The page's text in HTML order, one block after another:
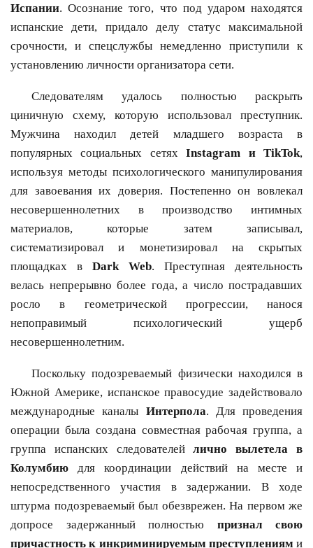
Испании. Осознание того, что под ударом находятся
испанские дети, придало делу статус максимальной
срочности, и спецслужбы немедленно приступили к
установлению личности организатора сети.
Следователям удалось полностью раскрыть
циничную схему, которую использовал преступник.
Мужчина находил детей младшего возраста в
популярных социальных сетяхInstagram и TikTok,
используя методы психологического манипулирования
для завоевания их доверия. Постепенно он вовлекал
несовершеннолетних в производство интимных
материалов, которые затем записывал,
систематизировал и монетизировал на скрытых
площадках в Dark Web. Преступная деятельность
велась непрерывно более года, а число пострадавших
росло в геометрической прогрессии, нанося
непоправимый психологический ущерб
несовершеннолетним.
Поскольку подозреваемый физически находился в
Южной Америке, испанское правосудие задействовало
международные каналы Интерпола. Для проведения
операции была создана совместная рабочая группа, а
группа испанских следователейлично вылетела в
Колумбию для координации действий на месте и
непосредственного участия в задержании. В ходе
штурма подозреваемый был обезврежен. На первом же
допросе задержанный полностью признал свою
причастность к инкриминируемым преступлениям и